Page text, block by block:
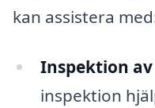
kan assistera
Inspektion
inspektion